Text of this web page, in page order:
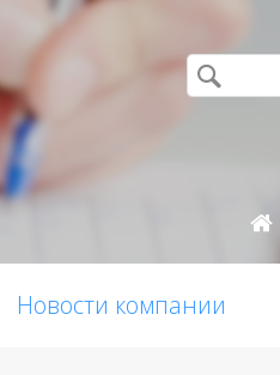
Новости компании